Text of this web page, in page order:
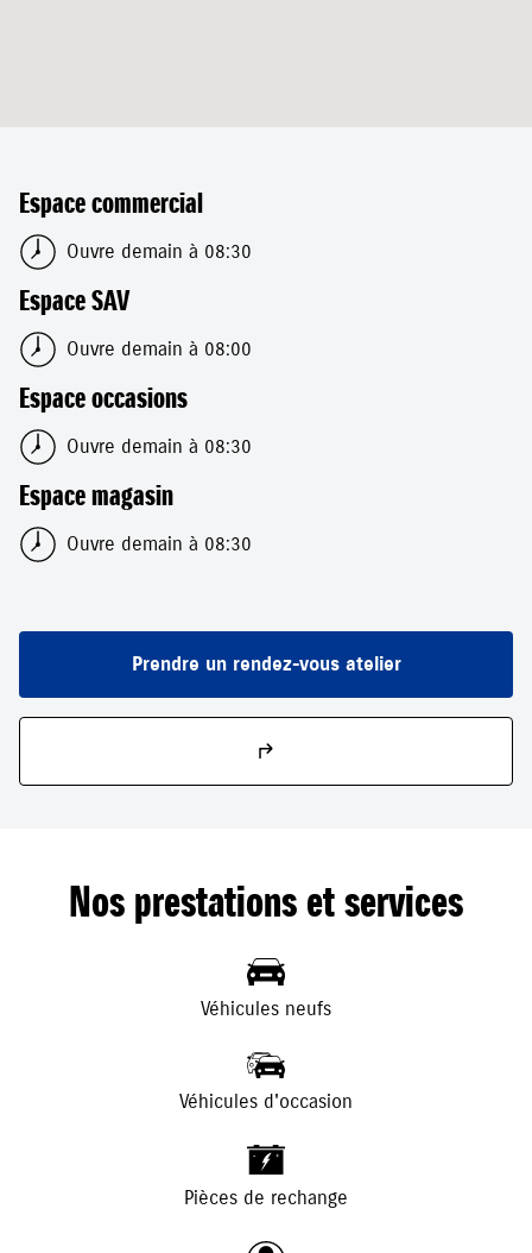
Espace commercial
Ouvre demain à 08:30
Espace SAV
Ouvre demain à 08:00
Espace occasions
Ouvre demain à 08:30
Espace magasin
Ouvre demain à 08:30
Prendre un rendez-vous atelier
Nos prestations et services
Véhicules neufs
Véhicules d'occasion
- +
Pièces de rechange